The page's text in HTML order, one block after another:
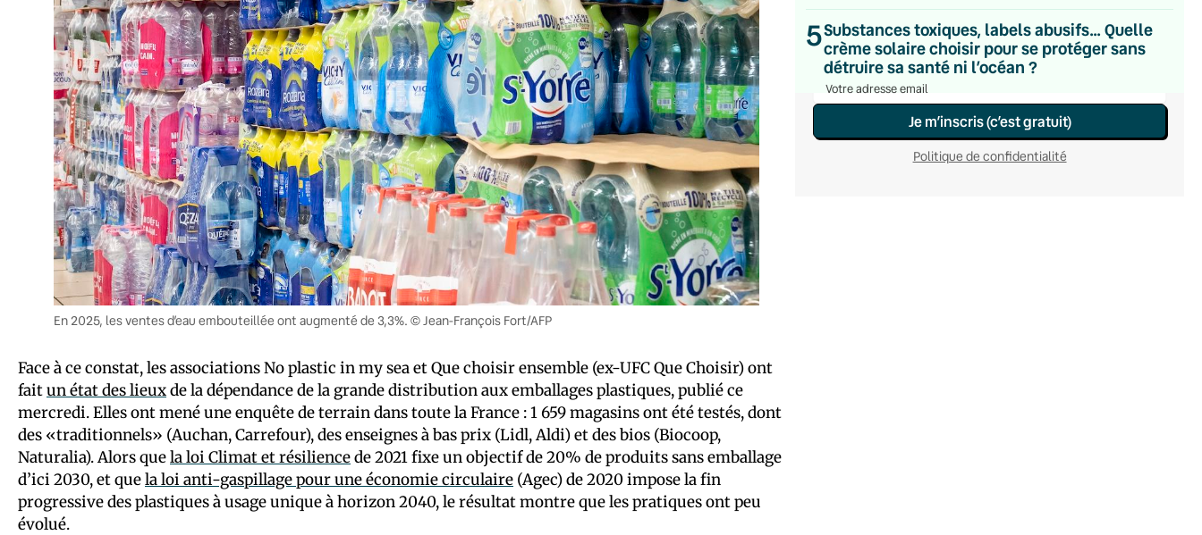
En 2025, les ventes d’eau embouteillée ont augmenté de 3,3%. © Jean-François Fort/AFP
Face à ce constat, les associations No plastic in my sea et Que choisir ensemble (ex-UFC Que Choisir) ont
faitun état des lieuxde la dépendance de la grande distribution aux emballages plastiques, publié ce
mercredi. Elles ont mené une enquête de terrain dans toute la France : 1 659 magasins ont été testés, dont
des «traditionnels» (Auchan, Carrefour), des enseignes à bas prix (Lidl, Aldi) et des bios (Biocoop,
Naturalia). Alors quela loi Climat et résiliencede 2021 fixe un objectif de 20% de produits sans emballage
d’ici 2030, et quela loi anti-gaspillage pour une économie circulaire (Agec) de 2020 impose la fin
progressive des plastiques à usage unique à horizon 2040, le résultat montre que les pratiques ont peu
évolué.
5Substances toxiques, labels abusifs… Quelle
crème solaire choisir pour se protéger sans
détruire sa santé ni l’océan ?
Une fois par mois
C’était Mieux Après
Occasionnelle
Je m’inscris (c’est gratuit)
Politique de confidentialité